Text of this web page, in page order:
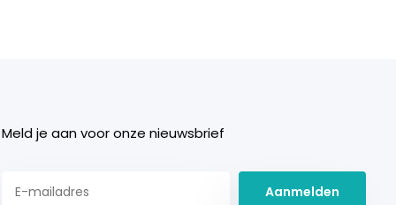
Meld je aan voor onze nieuwsbrief
Aanmelden